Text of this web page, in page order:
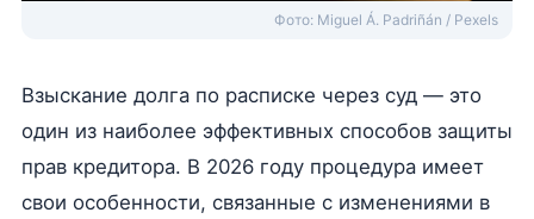
Фото: Miguel Á. Padriñán / Pexels
Взыскание долга по расписке через суд — это
один из наиболее эффективных способов защиты
прав кредитора. В 2026 году процедура имеет
свои особенности, связанные с изменениями в